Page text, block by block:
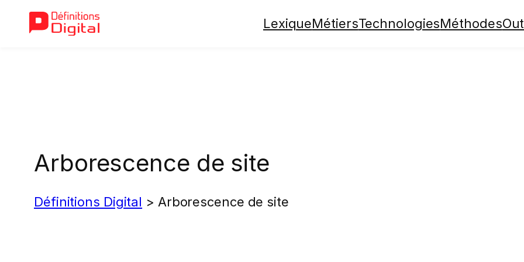
LexiqueMétiersTechnologiesMéthodes
Arborescence de site
Définitions Digital > Arborescence de site